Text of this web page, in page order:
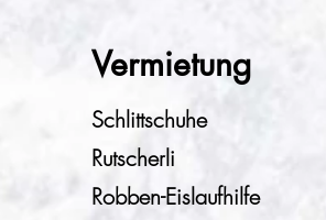
Vermietung
Schlittschuhe
Rutscherli
Robben-Eislaufhilfe